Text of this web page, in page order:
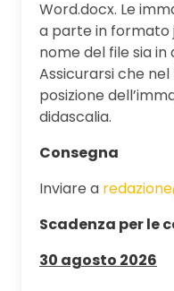
Word.docx. Le
a parte in formato
nome del file sia in
Assicurarsi che
posizione
didascalia.
Consegna
Inviare a
Scadenza per le
30 agosto 2026